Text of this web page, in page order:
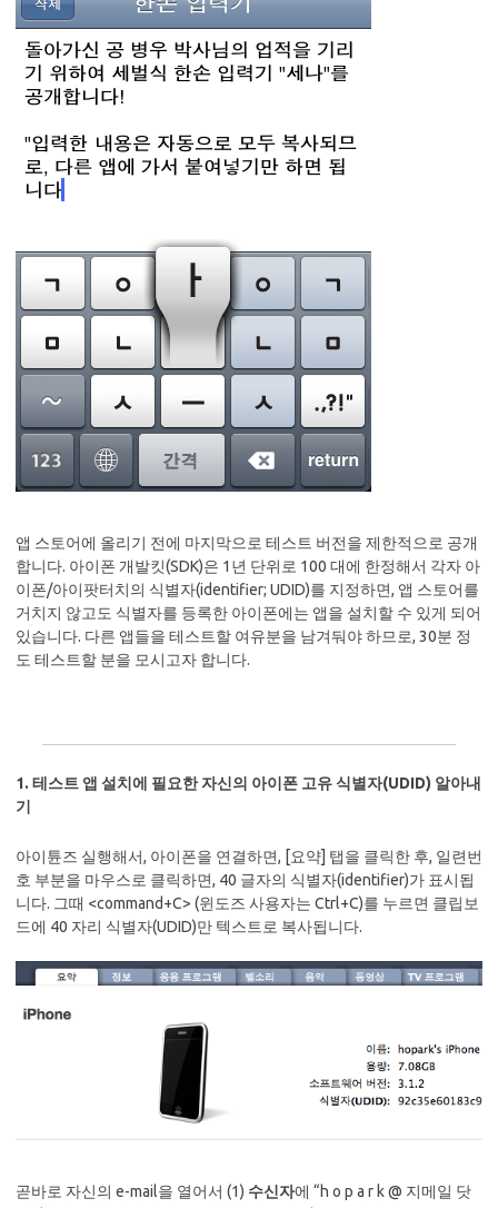
앱 스토어에 올리기 전에 마지막으로 테스트 버전을 제한적으로 공개
합니다. 아이폰 개발킷(SDK)은 1년 단위로 100 대에 한정해서 각자 아
이폰/아이팟터치의 식별자(identifier; UDID)를 지정하면, 앱 스토어를
거치지 않고도 식별자를 등록한 아이폰에는 앱을 설치할 수 있게 되어
있습니다. 다른 앱들을 테스트할 여유분을 남겨둬야 하므로, 30분 정
도 테스트할 분을 모시고자 합니다.
1. 테스트 앱 설치에 필요한 자신의 아이폰 고유 식별자(UDID) 알아내
기
아이튠즈 실행해서, 아이폰을 연결하면, [요약] 탭을 클릭한 후, 일련번
호 부분을 마우스로 클릭하면, 40 글자의 식별자(identifier)가 표시됩
니다. 그때 <command+C> (윈도즈 사용자는 Ctrl+C)를 누르면 클립보
드에 40 자리 식별자(UDID)만 텍스트로 복사됩니다.
곧바로 자신의 e-mail을 열어서 (1) 수신자에 “h o p a r k @ 지메일 닷